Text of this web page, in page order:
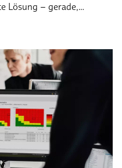
Lösung – gerade,…